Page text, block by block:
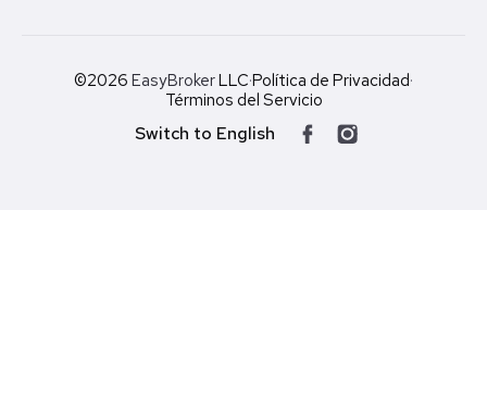
©2026 EasyBrokerLLC·Política de Privacidad·
Términos del Servicio
Switch to English